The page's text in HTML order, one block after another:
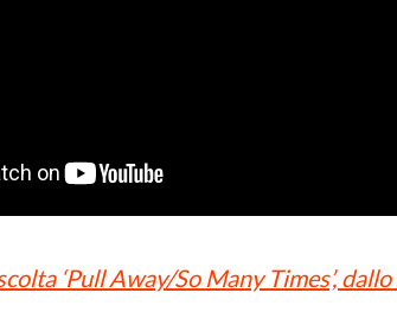
‘Pull Away/So Many Times’,